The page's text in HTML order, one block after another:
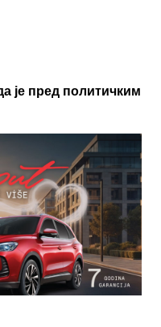
је пред политичким